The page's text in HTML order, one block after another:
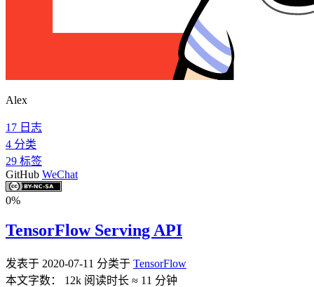
Alex
17 日志
4 分类
29 标签
GitHub WeChat
0%
TensorFlow Serving API
发表于 2020-07-11 分类于 TensorFlow
本文字数：
12k 阅读时长 ≈ 11 分钟